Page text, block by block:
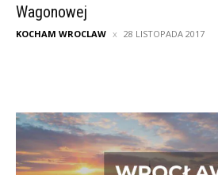
Wagonowej
KOCHAM WROCLAW 28 LISTOPADA 2017